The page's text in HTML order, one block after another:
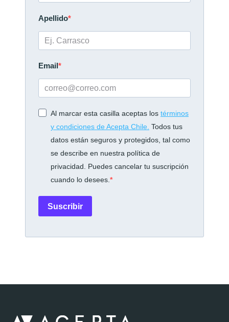
Apellido
Email
Al marcar esta casilla aceptas los términos
y condiciones de Acepta Chile. Todos tus
datos están seguros y protegidos, tal como
se describe en nuestra política de
privacidad. Puedes cancelar tu suscripción
cuando lo desees.
Suscribir